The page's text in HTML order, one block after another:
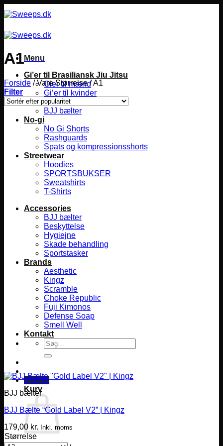
til
Menu
Gi’er til Brasiliansk Jiu Jitsu
Gier til mænd
Gi’er til kvinder
Gier til børn
BJJ bælter
No-gi
No Gi Shorts
Rashguards
Spats og kompressionsshorts
Streetwear
Hoodies
SPORTSBUKSER
Sweatshirts
T-Shirts
Accessories
BJJ bælter
Beskyttelse
Hygiejne
Skade behandling
Sportstasker
Brands
Aesthetic
Kingz
Scramble
Choke Republic
Fuji Kimonos
Defense Soap
Smell Well
Kontakt
Søg
efter:
0,00kr.
Kurv
A1
Forside /Vare Størrelse/A1
Filter
BJJ bælter
BJJ Bælte “Gold Label V2” | Kingz
179,00 kr. Inkl. moms
Størrelse